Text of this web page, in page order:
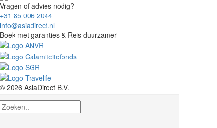
Vragen of advies nodig?
+31 85 006 2044
info@asiadirect.nl
Boek met garanties & Reis duurzamer
© 2026 AsiaDirect B.V.